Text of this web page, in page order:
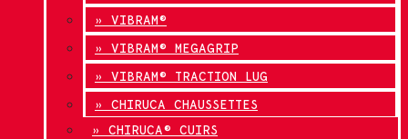
» VIBRAM®
» VIBRAM® MEGAGRIP
» VIBRAM® TRACTION LUG
» CHIRUCA CHAUSSETTES
» CHIRUCA® CUIRS